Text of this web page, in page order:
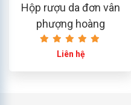
Hộp rượu da đơn vân
phượng hoàng
Liên hệ